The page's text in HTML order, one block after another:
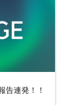
連発！！